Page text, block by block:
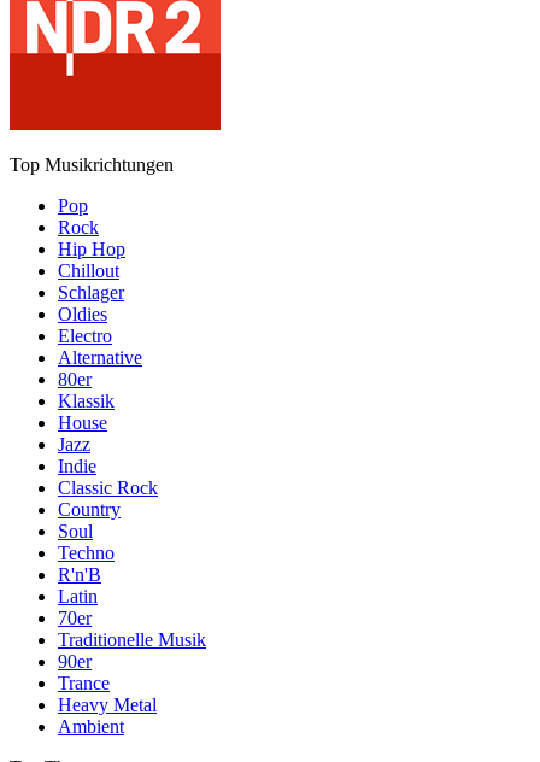
Top Musikrichtungen
Pop
Rock
Hip Hop
Chillout
Schlager
Oldies
Electro
Alternative
80er
Klassik
House
Jazz
Indie
Classic Rock
Country
Soul
Techno
R'n'B
Latin
70er
Traditionelle Musik
90er
Trance
Heavy Metal
Ambient